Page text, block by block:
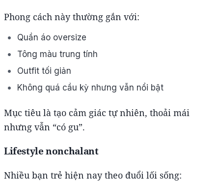
Phong cách này thường gắn với:
Quần áo oversize
Tông màu trung tính
Outfit tối giản
Không quá cầu kỳ nhưng vẫn nổi bật
Mục tiêu là tạo cảm giác tự nhiên, thoải mái
nhưng vẫn “có gu”.
Lifestyle nonchalant
Nhiều bạn trẻ hiện nay theo đuổi lối sống: